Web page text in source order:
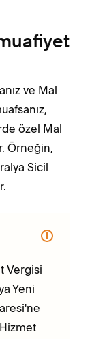
ve Mal
özel Mal
Örneğin,
Sicil
Vergisi
Yeni
Hizmet